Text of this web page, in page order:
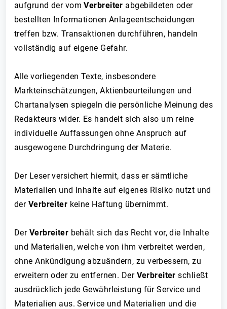
aufgrund der vomVerbreiter abgebildeten oder
bestellten Informationen Anlageentscheidungen
treffen bzw. Transaktionen durchführen, handeln
vollständig auf eigene Gefahr.
Alle vorliegenden Texte, insbesondere
Markteinschätzungen, Aktienbeurteilungen und
Chartanalysen spiegeln die persönliche Meinung des
Redakteurs wider. Es handelt sich also um reine
individuelle Auffassungen ohne Anspruch auf
ausgewogene Durchdringung der Materie.
Der Leser versichert hiermit, dass er sämtliche
Materialien und Inhalte auf eigenes Risiko nutzt und
der Verbreiter keine Haftung übernimmt.
Der Verbreiter behält sich das Recht vor, die Inhalte
und Materialien, welche von ihm verbreitet werden,
ohne Ankündigung abzuändern, zu verbessern, zu
erweitern oder zu entfernen. Der Verbreiter schließt
ausdrücklich jede Gewährleistung für Service und
Materialien aus. Service und Materialien und die